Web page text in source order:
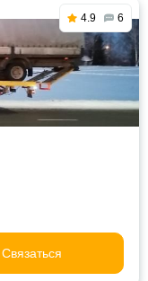
4.9 6
Связаться